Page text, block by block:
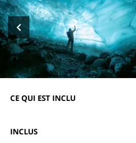
CE QUI EST INCLU
INCLUS